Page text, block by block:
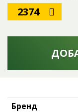
2374
Бренд